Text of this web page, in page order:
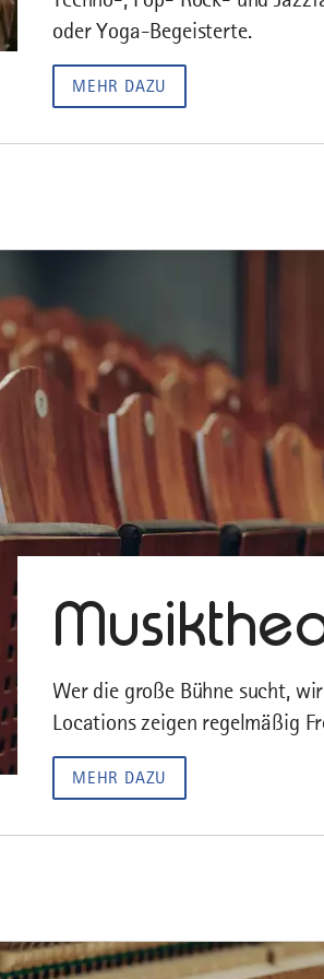
oder Yoga-Begeisterte.
MEHR DAZU
Wer die große Bühne sucht,
Locations zeigen regelmäßig
MEHR DAZU